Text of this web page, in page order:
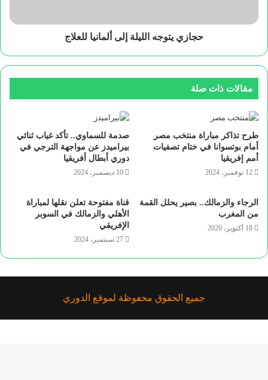
حجازي يتوجه الليلة إلى ألمانيا للعلاج
مقالات ذات صلة
طرح تذاكر مباراة منتخب مصر
أمام بوتسوانا في ختام تصفيات
أمم إفريقيا
12 نوفمبر، 2024
صدمة للسماوي.. تأكد غياب ثنائي
بيراميدز عن مواجهة الترجي في
دوري أبطال أفريقيا
10 ديسمبر، 2024
الرجاء والزمالك.. بصير يحلل القمة
من المغرب
18 أكتوبر، 2020
قناة مفتوحة تعلن نقلها لمباراة
الأهلي والزمالك في السوبر
الإفريقي
27 سبتمبر، 2024
جميع الحقوق محفوظة لموقع الدوري